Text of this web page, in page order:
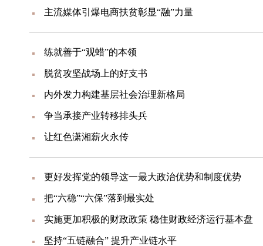
主流媒体引爆电商扶贫彰显“融”力量
练就善于“观蜡”的本领
脱贫攻坚战场上的好支书
内外发力构建基层社会治理新格局
争当承接产业转移排头兵
让红色潇湘薪火永传
更好发挥党的领导这一最大政治优势和制度优势
把“六稳”“六保”落到最实处
实施更加积极的财政政策 稳住财政经济运行基本盘
坚持“五链融合” 提升产业链水平